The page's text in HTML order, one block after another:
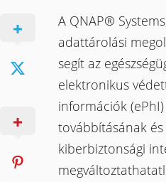
A QNAP®
adattárolási
segít az
elektronikus
információk
továbbításának
kiberbiztonsági